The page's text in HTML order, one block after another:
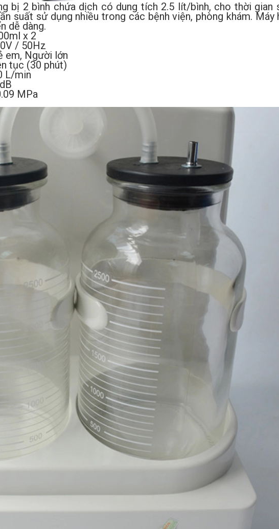
bị 2 bình chứa dịch có dung tích 2.5 lít/bình, cho thời gian
suất sử dụng nhiều trong các bệnh viện, phòng khám. Máy
dễ dàng.
x 2
50Hz
Người lớn
(30 phút)